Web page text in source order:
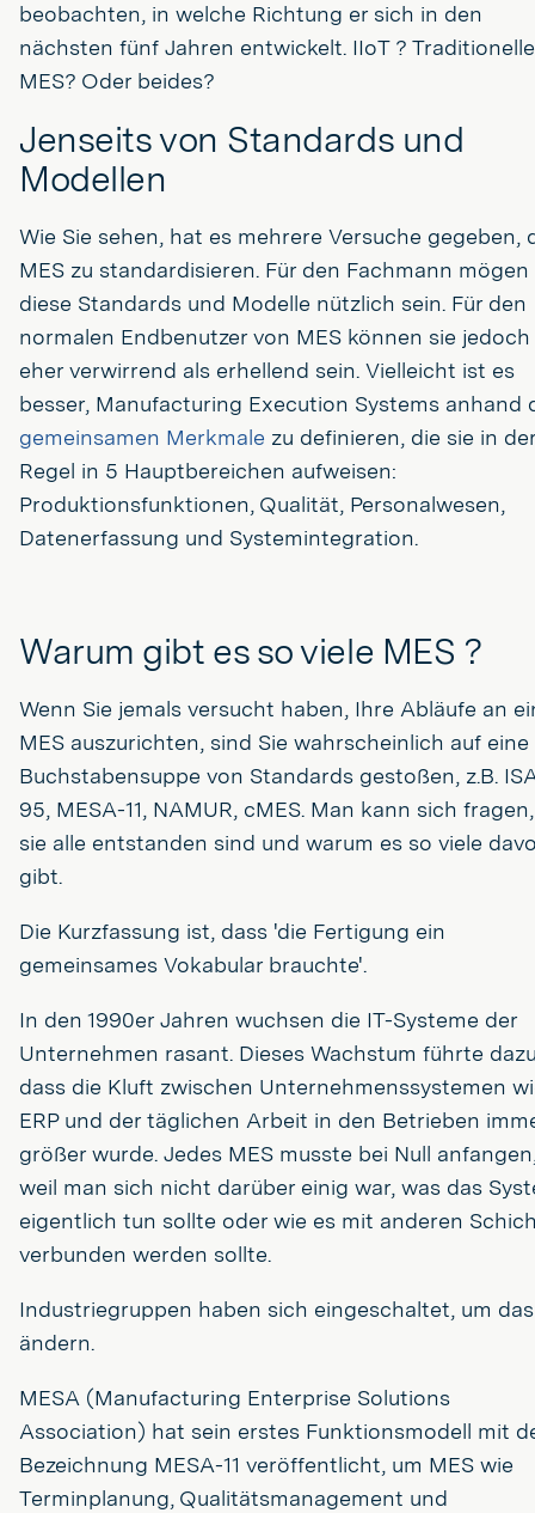
beobachten, in welche Richtung er sich in den
nächsten fünf Jahren entwickelt. IIoT ? Traditionelle
MES? Oder beides?
Jenseits von Standards und
Modellen
Wie Sie sehen, hat es mehrere Versuche gegeben,
MES zu standardisieren. Für den Fachmann mögen
diese Standards und Modelle nützlich sein. Für den
normalen Endbenutzer von MES können sie jedoch
eher verwirrend als erhellend sein. Vielleicht ist es
besser, Manufacturing Execution Systems anhand
gemeinsamen Merkmale zu definieren, die sie in der
Regel in 5 Hauptbereichen aufweisen:
Produktionsfunktionen, Qualität, Personalwesen,
Datenerfassung und Systemintegration.
Warum gibt es so viele MES ?
Wenn Sie jemals versucht haben, Ihre Abläufe an
MES auszurichten, sind Sie wahrscheinlich auf eine
Buchstabensuppe von Standards gestoßen, z.B.
95, MESA-11, NAMUR, cMES. Man kann sich
sie alle entstanden sind und warum es so viele
gibt.
Die Kurzfassung ist, dass 'die Fertigung ein
gemeinsames Vokabular brauchte'.
In den 1990er Jahren wuchsen die IT-Systeme der
Unternehmen rasant. Dieses Wachstum führte
dass die Kluft zwischen Unternehmenssystemen
ERP und der täglichen Arbeit in den Betrieben
größer wurde. Jedes MES musste bei Null
weil man sich nicht darüber einig war, was das
eigentlich tun sollte oder wie es mit anderen
verbunden werden sollte.
Industriegruppen haben sich eingeschaltet, um
ändern.
MESA (Manufacturing Enterprise Solutions
Association) hat sein erstes Funktionsmodell mit
Bezeichnung MESA-11 veröffentlicht, um MES wie
Terminplanung, Qualitätsmanagement und